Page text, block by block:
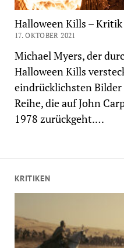
KRITIKEN
Halloween Kills – Kritik
17. OKTOBER 2021
Michael Myers, der
Halloween Kills
eindrücklichsten Bilder
Reihe, die auf John
1978 zurückgeht.…